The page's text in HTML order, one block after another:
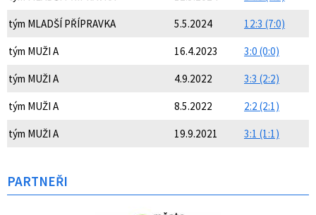
tým MLADŠÍ PŘÍPRAVKA 5.5.2024 12:3 (7:0)
tým MUŽI A 16.4.2023 3:0 (0:0)
tým MUŽI A 4.9.2022 3:3 (2:2)
tým MUŽI A 8.5.2022 2:2 (2:1)
tým MUŽI A 19.9.2021 3:1 (1:1)
PARTNEŘI